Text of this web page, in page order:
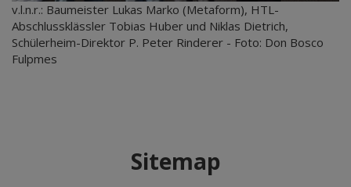
v.l.n.r.: Baumeister Lukas Marko (Metaform), HTL-
Abschlussklässler Tobias Huber und Niklas Dietrich,
Schülerheim-Direktor P. Peter Rinderer - Foto: Don Bosco
Fulpmes
Sitemap